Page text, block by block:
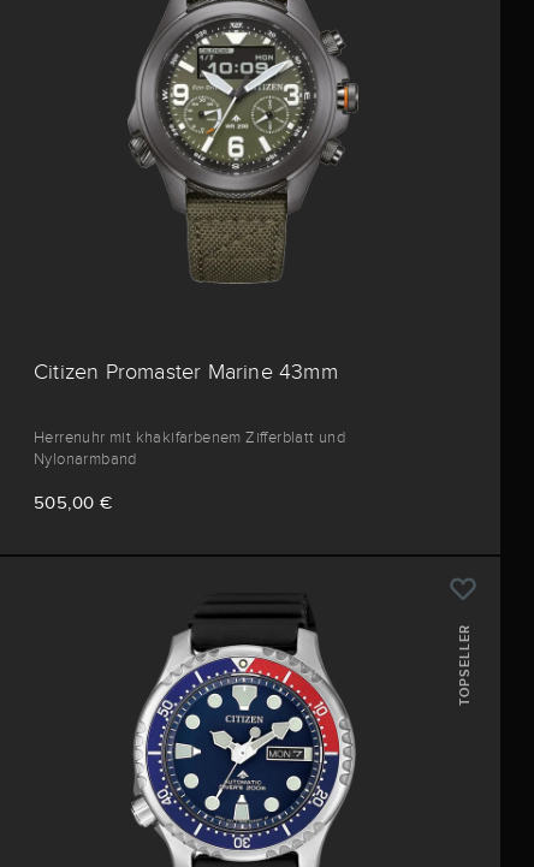
Citizen Promaster Marine 43mm
Herrenuhr mit khakifarbenem Zifferblatt und
Nylonarmband
505,00 €
TOPSELLER